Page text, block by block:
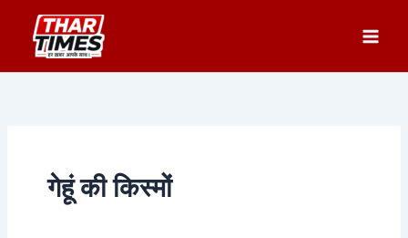
content
गेहूं की किस्मों